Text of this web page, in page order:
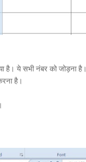
है। ये सभी नंबर को जोड़ना है।
है।